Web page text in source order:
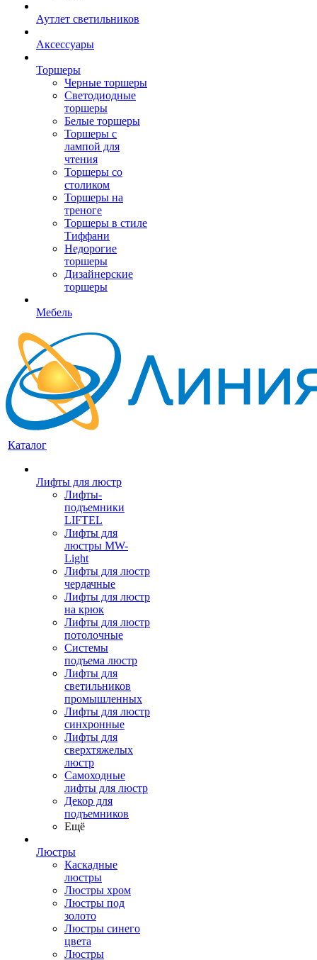
Аутлет светильников
Аксессуары
Торшеры
Черные торшеры
Светодиодные
торшеры
Белые торшеры
Торшеры с
лампой для
чтения
Торшеры со
столиком
Торшеры на
треноге
Торшеры в стиле
Тиффани
Недорогие
торшеры
Дизайнерские
торшеры
Мебель
Каталог
Лифты для люстр
Лифты-
подъемники
LIFTEL
Лифты для
люстры MW-
Light
Лифты для люстр
чердачные
Лифты для люстр
на крюк
Лифты для люстр
потолочные
Системы
подъема люстр
Лифты для
светильников
промышленных
Лифты для люстр
синхронные
Лифты для
сверхтяжелых
люстр
Самоходные
лифты для люстр
Декор для
подъемников
Ещё
Люстры
Каскадные
люстры
Люстры хром
Люстры под
золото
Люстры синего
цвета
Люстры